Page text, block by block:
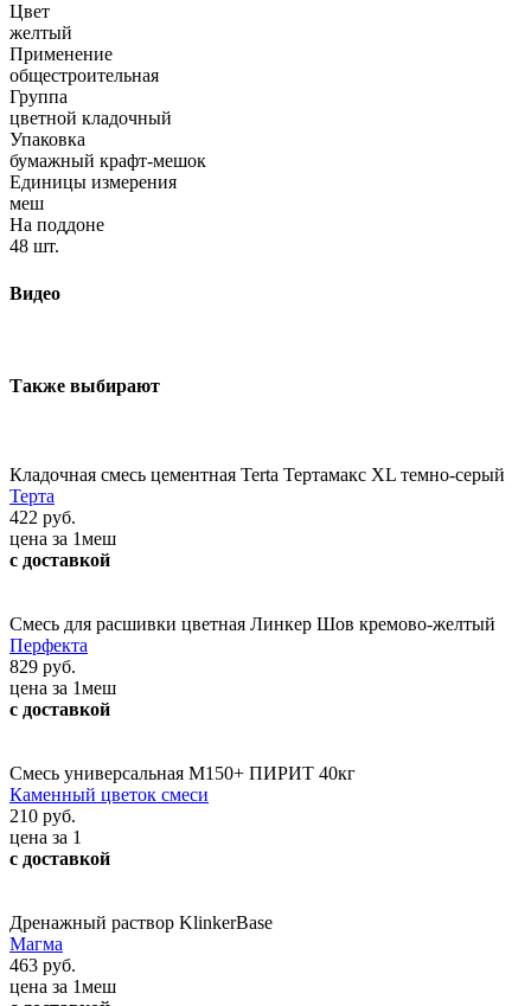
Цвет
желтый
Применение
общестроительная
Группа
цветной кладочный
Упаковка
бумажный крафт-мешок
Единицы измерения
меш
На поддоне
48 шт.
Видео
Также выбирают
Кладочная смесь цементная Terta Тертамакс XL темно-серый
Терта
422 руб.
цена за 1меш
с доставкой
Смесь для расшивки цветная Линкер Шов кремово-желтый
Перфекта
829 руб.
цена за 1меш
с доставкой
Смесь универсальная М150+ ПИРИТ 40кг
Каменный цветок смеси
210 руб.
цена за 1
с доставкой
Дренажный раствор KlinkerBase
Магма
463 руб.
цена за 1меш